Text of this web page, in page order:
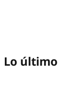
Lo último